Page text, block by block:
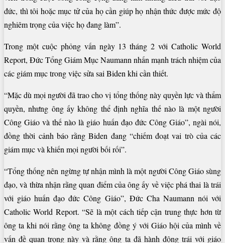
đức, thì tôi hoặc mục tử của họ cần giúp họ nhận thức được mức độ
nghiêm trọng của việc họ đang làm”.
Trong một cuộc phỏng vấn ngày 13 tháng 2 với Catholic World
Report, Đức Tổng Giám Mục Naumann nhấn mạnh trách nhiệm của
các giám mục trong việc sửa sai Biden khi cần thiết.
“Mặc dù mọi người đã trao cho vị tổng thống này quyền lực và thẩm
quyền, nhưng ông ấy không thể định nghĩa thế nào là một người
Công Giáo và thế nào là giáo huấn đạo đức Công Giáo”, ngài nói,
đồng thời cảnh báo rằng Biden đang “chiếm đoạt vai trò của các
giám mục và khiến mọi người bối rối”.
“Tổng thống nên ngừng tự nhận mình là một người Công Giáo sùng
đạo, và thừa nhận rằng quan điểm của ông ấy về việc phá thai là trái
với giáo huấn đạo đức Công Giáo”, Đức Cha Naumann nói với
Catholic World Report. “Sẽ là một cách tiếp cận trung thực hơn từ
ông ta khi nói rằng ông ta không đồng ý với Giáo hội của mình về
vấn đề quan trọng này và rằng ông ta đã hành động trái với giáo